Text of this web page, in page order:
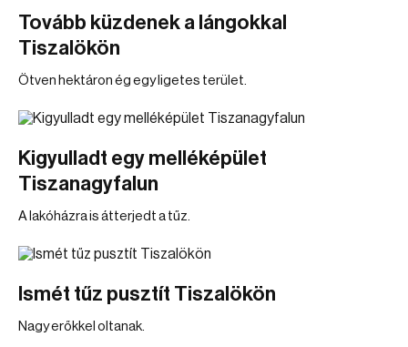
Tovább küzdenek a lángokkal
Tiszalökön
Ötven hektáron ég egy ligetes terület.
Kigyulladt egy melléképület
Tiszanagyfalun
A lakóházra is átterjedt a tűz.
Ismét tűz pusztít Tiszalökön
Nagy erőkkel oltanak.